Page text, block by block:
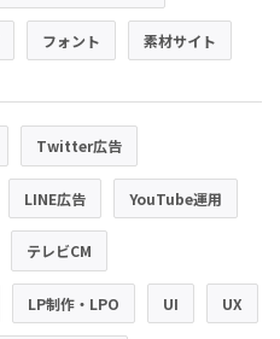
フォント 素材サイト
Twitter広告
LINE広告 YouTube運用
テレビCM
LP制作・LPO UI UX